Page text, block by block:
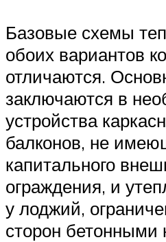
Базовые схемы
обоих вариантов
отличаются.
заключаются в
устройства
балконов, не
капитального
ограждения, и
у лоджий,
сторон бетонными